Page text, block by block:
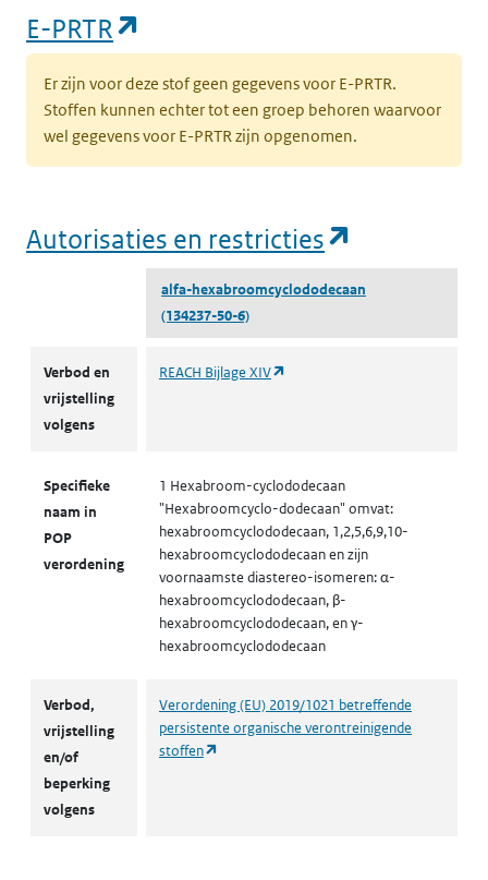
E-PRTR
Er zijn voor deze stof geen gegevens voor E-PRTR.
Stoffen kunnen echter tot een groep behoren waarvoor
wel gegevens voor E-PRTR zijn opgenomen.
Autorisaties en restricties
alfa-hexabroomcyclododecaan
(134237-50-6)
Verbod en
vrijstelling
volgens
REACH Bijlage XIV
Specifieke
naam in
POP
verordening
1 Hexabroom-cyclododecaan
"Hexabroomcyclo-dodecaan" omvat:
hexabroomcyclododecaan, 1,2,5,6,9,10-
hexabroomcyclododecaan en zijn
voornaamste diastereo-isomeren: α-
hexabroomcyclododecaan, β-
hexabroomcyclododecaan, en γ-
hexabroomcyclododecaan
Verbod,
vrijstelling
en/of
beperking
volgens
Verordening (EU) 2019/1021 betreffende
persistente organische verontreinigende
stoffen